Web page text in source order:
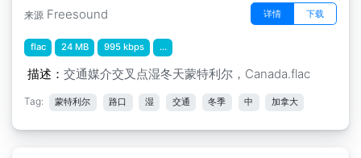
来源 Freesound 详情 下载
flac 24 MB 995 kbps ...
描述： 交通媒介交叉点湿冬天蒙特利尔，Canada.flac
Tag: 蒙特利尔 路口 湿 交通 冬季 中 加拿大